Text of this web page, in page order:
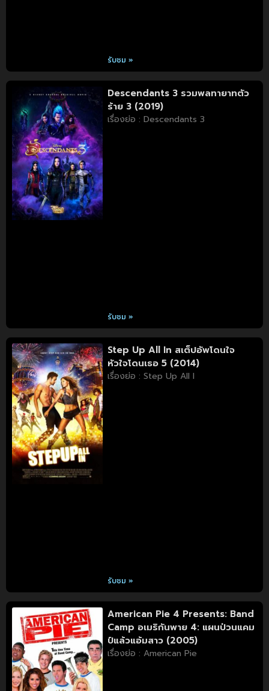
รับชม »
Descendants 3 รวมพลทายาทตัว
ร้าย 3 (2019)
เรื่องย่อ : Descendants 3
รับชม »
Step Up All In สเต็ปอัพโดนใจ
หัวใจโดนเธอ 5 (2014)
เรื่องย่อ : Step Up All I
รับชม »
American Pie 4 Presents: Band
Camp อเมริกันพาย 4: แผนป่วนแคม
ป์แล้วแอ้มสาว (2005)
เรื่องย่อ : American Pie